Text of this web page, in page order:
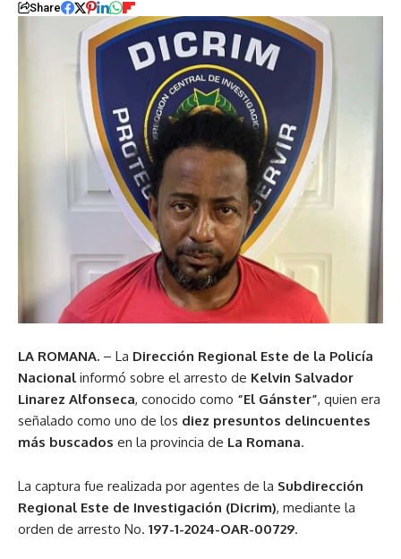
Share
LA ROMANA. – La Dirección Regional Este de la Policía
Nacional informó sobre el arresto de Kelvin Salvador
Linarez Alfonseca, conocido como “El Gánster”, quien era
señalado como uno de los diez presuntos delincuentes
más buscados en la provincia de La Romana.
La captura fue realizada por agentes de la Subdirección
Regional Este de Investigación (Dicrim), mediante la
orden de arresto No. 197-1-2024-OAR-00729.